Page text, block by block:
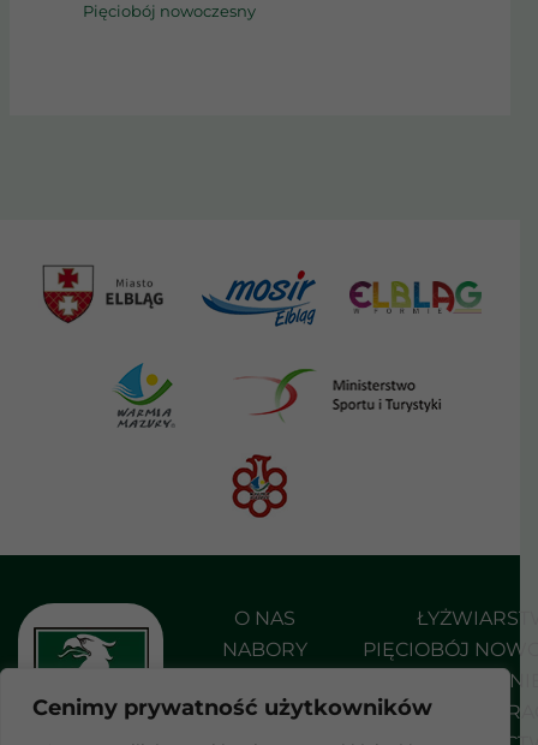
Cenimy prywatność użytkowników
Pięciobój nowoczesny
O NAS
NABORY
DO POBRANIA
PIĘCIOBÓJ
SHORT